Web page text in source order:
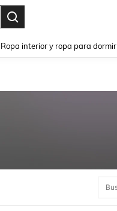
Ropa interior y ropa para dormir